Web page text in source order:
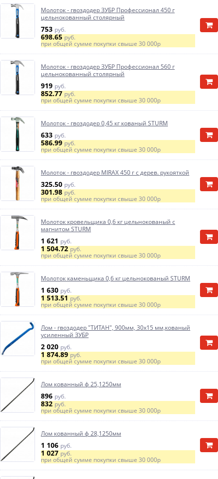
Молоток - гвоздодер ЗУБР Профессионал 450 г
цельнокованный столярный
753 руб.
698.65руб.
при общей сумме покупки свыше 30 000р
Молоток - гвоздодер ЗУБР Профессионал 560 г
цельнокованный столярный
919 руб.
852.77руб.
при общей сумме покупки свыше 30 000р
Молоток - гвоздодер 0,45 кг кованый STURM
633 руб.
586.99руб.
при общей сумме покупки свыше 30 000р
Молоток - гвоздодер MIRAX 450 г с дерев. рукояткой
325.50 руб.
301.98руб.
при общей сумме покупки свыше 30 000р
Молоток кровельщика 0,6 кг цельнокованый с
магнитом STURM
1 621 руб.
1 504.72руб.
при общей сумме покупки свыше 30 000р
Молоток каменьщика 0,6 кг цельнокованый STURM
1 630 руб.
1 513.51руб.
при общей сумме покупки свыше 30 000р
Лом - гвоздодер "ТИТАН", 900мм, 30х15 мм,кованый
усиленный ЗУБР
2 020 руб.
1 874.89руб.
при общей сумме покупки свыше 30 000р
Лом кованный ф 25,1250мм
896 руб.
832руб.
при общей сумме покупки свыше 30 000р
Лом кованный ф 28,1250мм
1 106 руб.
1 027руб.
при общей сумме покупки свыше 30 000р